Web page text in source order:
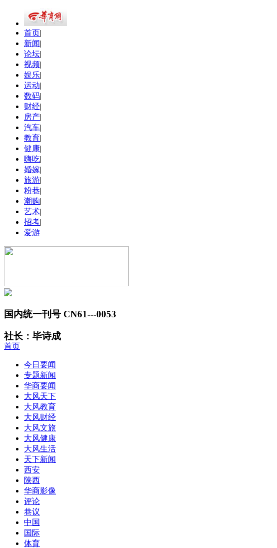
首页|
新闻|
论坛|
视频|
娱乐|
运动|
数码|
财经|
房产|
汽车|
教育|
健康|
嗨吃|
婚嫁|
旅游|
粉巷|
潮购|
艺术|
招考|
爱游
国内统一刊号 CN61---0053
社长：毕诗成
首页
今日要闻
专题新闻
华商要闻
大风天下
大风教育
大风财经
大风文旅
大风健康
大风生活
天下新闻
西安
陕西
华商影像
评论
巷议
中国
国际
体育